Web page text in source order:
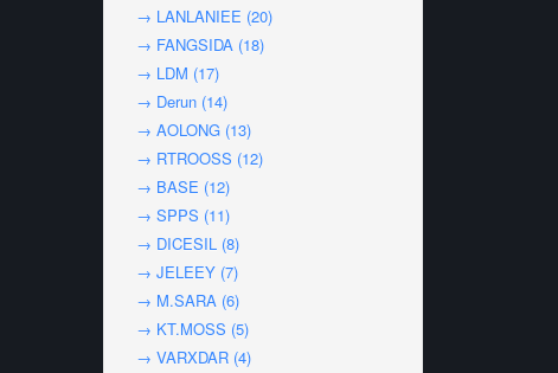
→ LANLANIEE (20)
→ FANGSIDA (18)
→ LDM (17)
→ Derun (14)
→ AOLONG (13)
→ RTROOSS (12)
→ BASE (12)
→ SPPS (11)
→ DICESIL (8)
→ JELEEY (7)
→ M.SARA (6)
→ KT.MOSS (5)
→ VARXDAR (4)